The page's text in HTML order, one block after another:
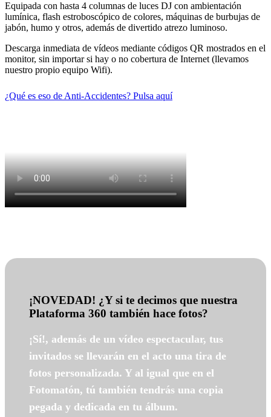
Equipada con hasta 4 columnas de luces DJ con ambientación
lumínica, flash estroboscópico de colores, máquinas de burbujas de
jabón, humo y otros, además de divertido atrezo luminoso.
Descarga inmediata de vídeos mediante códigos QR mostrados en el
monitor, sin importar si hay o no cobertura de Internet (llevamos
nuestro propio equipo Wifi).
¿Qué es eso de Anti-Accidentes? Pulsa aquí
¡NOVEDAD! ¿Y si te decimos que nuestra
Plataforma 360 también hace fotos?
¡Sí!, además de un vídeo espectacular, tus
invitados se llevarán en el acto una tira de
fotos personalizada. Y al igual que en el
Fotomatón, tú también tendrás una copia
pegada y dedicada en tu álbum.